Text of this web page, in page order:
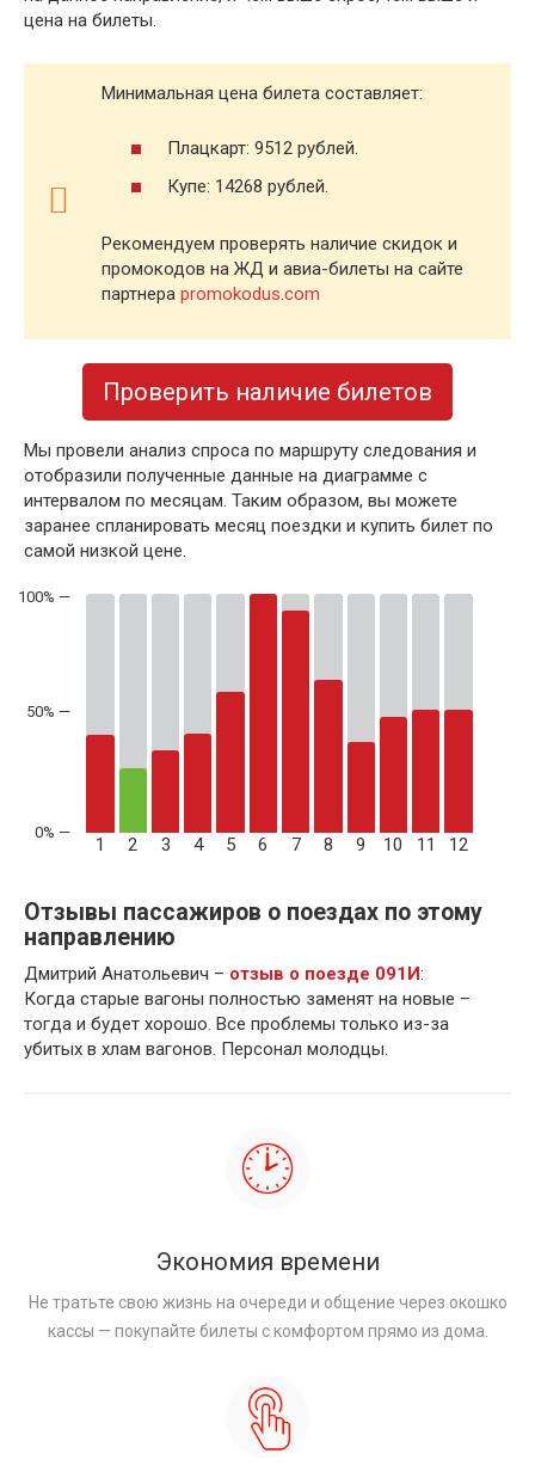
цена на билеты.
Минимальная цена билета составляет:
Плацкарт: 9512 рублей.
Купе: 14268 рублей.
Рекомендуем проверять наличие скидок и
промокодов на ЖД и авиа-билеты на сайте
партнера promokodus.com
Проверить наличие билетов
Мы провели анализ спроса по маршруту следования и
отобразили полученные данные на диаграмме с
интервалом по месяцам. Таким образом, вы можете
заранее спланировать месяц поездки и купить билет по
самой низкой цене.
50% —
1 2 3 4 5 6 7 8 9 10 11 12
Отзывы пассажиров о поездах по этому
направлению
Дмитрий Анатольевич – отзыв о поезде 091И:
Когда старые вагоны полностью заменят на новые –
тогда и будет хорошо. Все проблемы только из-за
убитых в хлам вагонов. Персонал молодцы.
Экономия времени
Не тратьте свою жизнь на очереди и общение через окошко
кассы — покупайте билеты с комфортом прямо из дома.